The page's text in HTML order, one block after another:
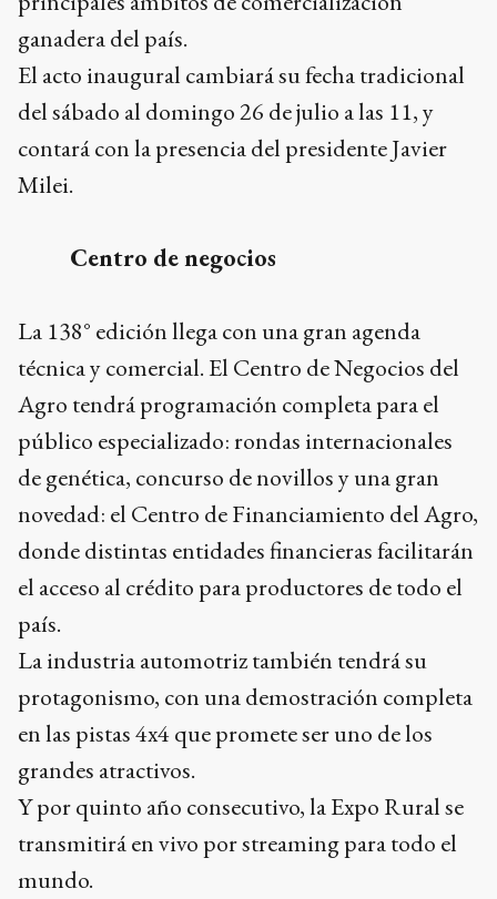
ganadera del país.
El acto inaugural cambiará su fecha tradicional
del sábado al domingo 26 de julio a las 11, y
contará con la presencia del presidente Javier
Milei.
Centro de negocios
La 138° edición llega con una gran agenda
técnica y comercial. El Centro de Negocios del
Agro tendrá programación completa para el
público especializado: rondas internacionales
de genética, concurso de novillos y una gran
novedad: el Centro de Financiamiento del Agro,
donde distintas entidades financieras facilitarán
el acceso al crédito para productores de todo el
país.
La industria automotriz también tendrá su
protagonismo, con una demostración completa
en las pistas 4x4 que promete ser uno de los
grandes atractivos.
Y por quinto año consecutivo, la Expo Rural se
transmitirá en vivo por streaming para todo el
mundo.